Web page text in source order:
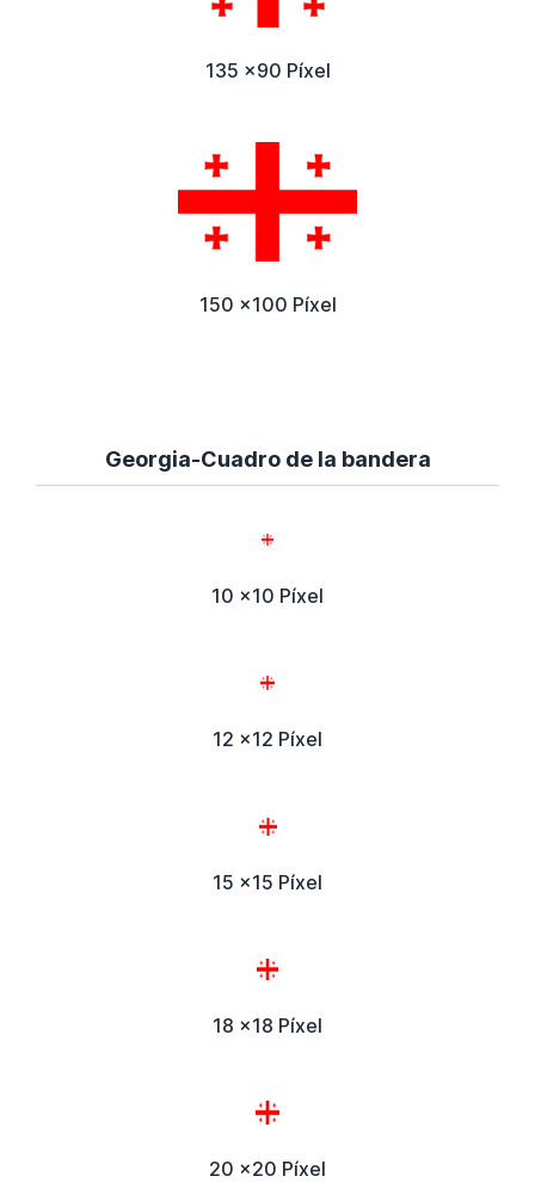
135 x90 Píxel
150 x100 Píxel
Georgia-Cuadro de la bandera
10 x10 Píxel
12 x12 Píxel
15 x15 Píxel
18 x18 Píxel
20 x20 Píxel